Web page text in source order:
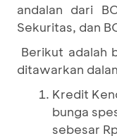
andalan dari
Sekuritas, dan
Berikut adalah
ditawarkan
Kredit
bunga
sebesar